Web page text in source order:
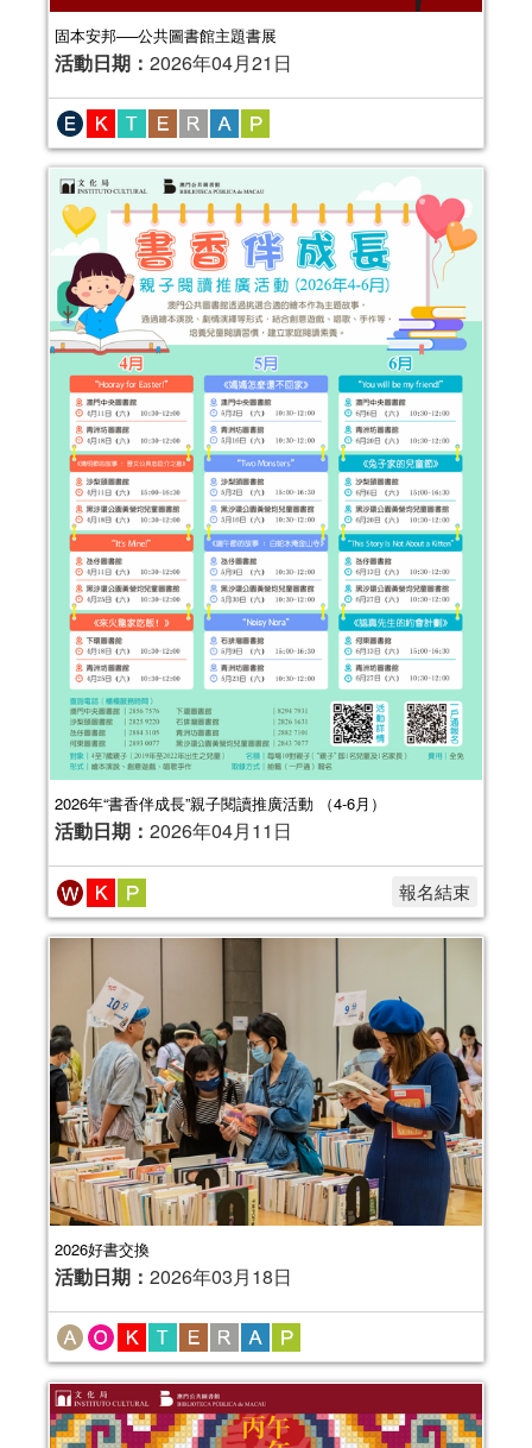
固本安邦──公共圖書館主題書展
活動日期： 2026年04月21日
2026年“書香伴成長”親子閱讀推廣活動 （4-6月）
活動日期： 2026年04月11日
報名結束
2026好書交換
活動日期： 2026年03月18日